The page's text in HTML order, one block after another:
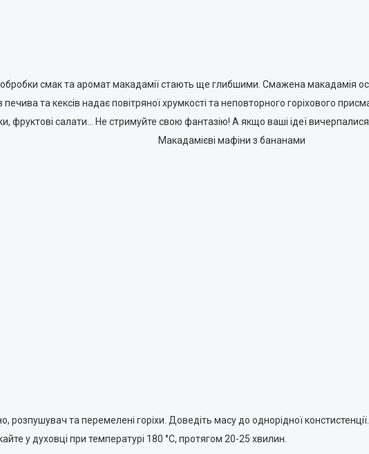
смак та аромат макадамії стають ще глибшими. Смажена макадамія
та кексів надає повітряної хрумкості та неповторного горіхового
фруктові салати… Не стримуйте свою фантазію! А якщо ваші ідеї
Макадамієві мафіни з бананами
та перемелені горіхи. Доведіть масу до однорідної констистенції.
у духовці при температурі 180 °С, протягом 20-25 хвилин.